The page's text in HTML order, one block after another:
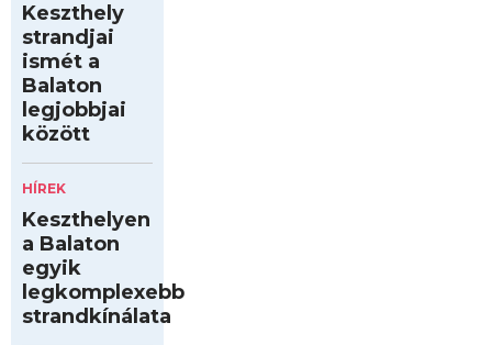
Keszthely
strandjai
ismét a
Balaton
legjobbjai
között
HÍREK
Keszthelyen
a Balaton
egyik
legkomplexebb
strandkínálata